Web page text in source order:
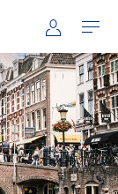
Mijn NS
Openen